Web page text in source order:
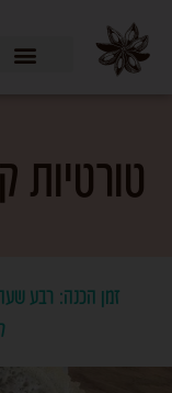
טורטיות
זמן הכנה: רבע